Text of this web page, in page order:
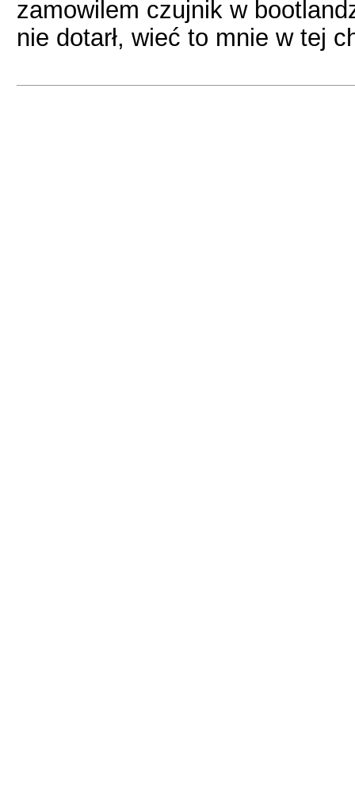
zamowilem czujnik w
nie dotarł, wieć to mnie w tej